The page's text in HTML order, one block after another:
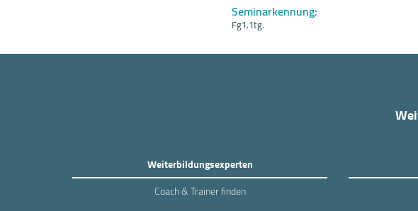
Seminarkennung:
Fg1.1tg.
Weiterbildungsexperten
Coach & Trainer finden